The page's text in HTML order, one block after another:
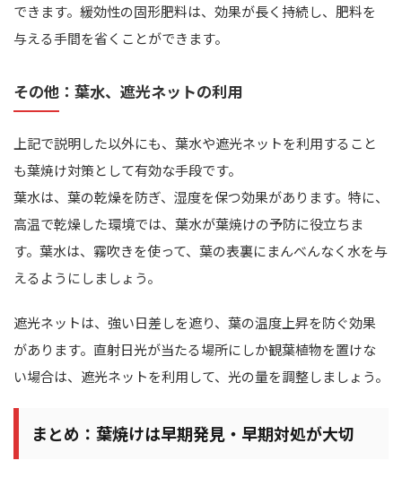
できます。緩効性の固形肥料は、効果が長く持続し、肥料を
与える手間を省くことができます。
その他：葉水、遮光ネットの利用
上記で説明した以外にも、葉水や遮光ネットを利用すること
も葉焼け対策として有効な手段です。
葉水は、葉の乾燥を防ぎ、湿度を保つ効果があります。特に、
高温で乾燥した環境では、葉水が葉焼けの予防に役立ちま
す。葉水は、霧吹きを使って、葉の表裏にまんべんなく水を与
えるようにしましょう。
遮光ネットは、強い日差しを遮り、葉の温度上昇を防ぐ効果
があります。直射日光が当たる場所にしか観葉植物を置けな
い場合は、遮光ネットを利用して、光の量を調整しましょう。
まとめ：葉焼けは早期発見・早期対処が大切